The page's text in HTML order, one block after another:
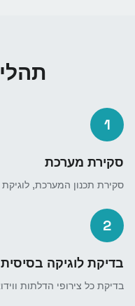
1
סקירת מערכת
סקירת תכנון המערכת,
2
בדיקת לוגיקה בסיסית
בדיקת כל צירופי הדלתות